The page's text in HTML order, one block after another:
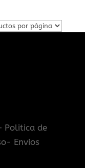
Politica de
Envios